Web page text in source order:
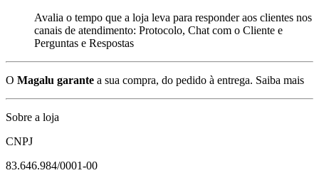
Avalia o tempo que a loja leva para responder aos clientes nos
canais de atendimento: Protocolo, Chat com o Cliente e
Perguntas e Respostas
O Magalu garante a sua compra, do pedido à entrega. Saiba mais
Sobre a loja
CNPJ
83.646.984/0001-00